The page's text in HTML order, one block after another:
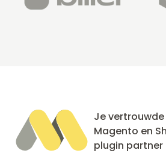
Je vertrouwde
Magento en
plugin partner